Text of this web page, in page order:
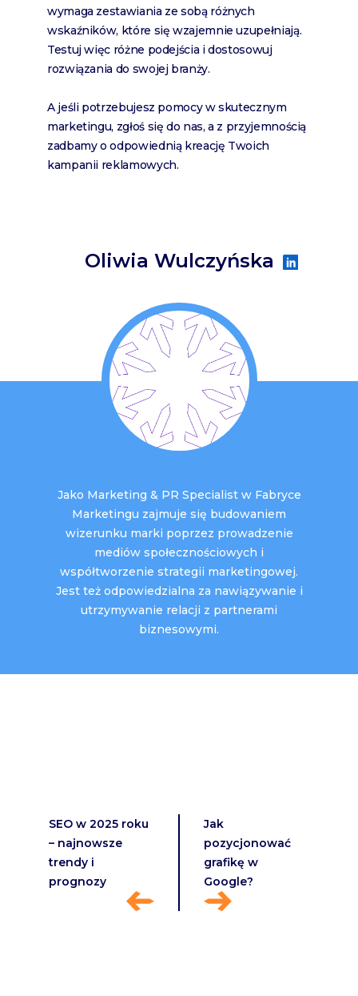
wymaga zestawiania ze sobą różnych
wskaźników, które się wzajemnie uzupełniają.
Testuj więc różne podejścia i dostosowuj
rozwiązania do swojej branży.
A jeśli potrzebujesz pomocy w skutecznym
marketingu, zgłoś się do nas, a z przyjemnością
zadbamy o odpowiednią kreację Twoich
kampanii reklamowych.
Oliwia Wulczyńska
Jako Marketing & PR Specialist w Fabryce
Marketingu zajmuje się budowaniem
wizerunku marki poprzez prowadzenie
mediów społecznościowych i
współtworzenie strategii marketingowej.
Jest też odpowiedzialna za nawiązywanie i
utrzymywanie relacji z partnerami
biznesowymi.
SEO w 2025 roku
– najnowsze
trendy i
prognozy
Jak
pozycjonować
grafikę w
Google?